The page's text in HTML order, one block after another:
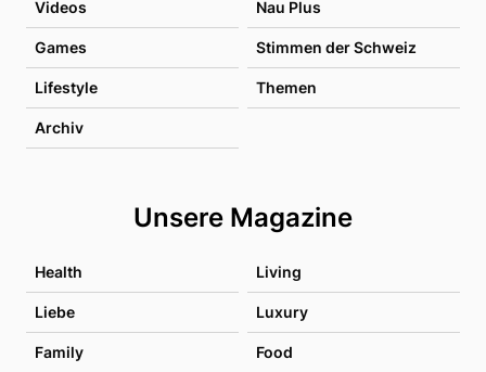
Videos Nau Plus
Games Stimmen der Schweiz
Lifestyle Themen
Archiv
Unsere Magazine
Health Living
Liebe Luxury
Family Food